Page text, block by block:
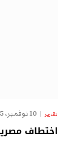
تقارير 10 نوفمبر، 2025
اختطاف